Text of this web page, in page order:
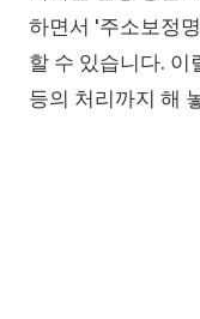
하면서 '주소보정
할 수 있습니다.
등의 처리까지 해